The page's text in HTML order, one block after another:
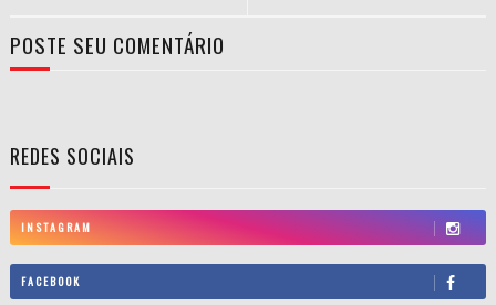
POSTE SEU COMENTÁRIO
REDES SOCIAIS
INSTAGRAM
FACEBOOK